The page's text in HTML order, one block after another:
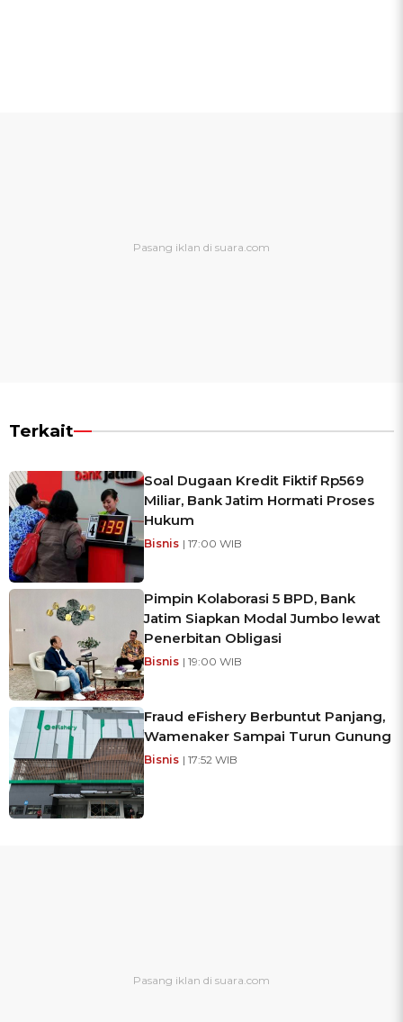
Terkait
Soal Dugaan Kredit Fiktif Rp569
Miliar, Bank Jatim Hormati Proses
Hukum
Bisnis | 17:00 WIB
Pimpin Kolaborasi 5 BPD, Bank
Jatim Siapkan Modal Jumbo lewat
Penerbitan Obligasi
Bisnis | 19:00 WIB
Fraud eFishery Berbuntut Panjang,
Wamenaker Sampai Turun Gunung
Bisnis | 17:52 WIB